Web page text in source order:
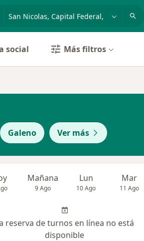
social Más filtros
Galeno Ver más
Mañana
9 Ago
Lun
10 Ago
Mar
11 Ago
reserva de turnos en línea no está
disponible